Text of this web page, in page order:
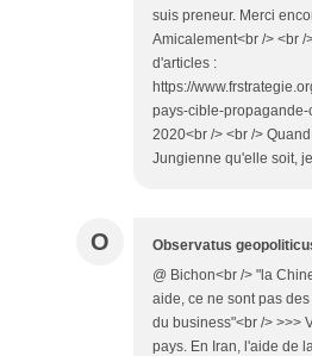
suis preneur. Merci
Amicalement<br /> <br
d'articles :
https://
pays-cible-
2020<br /> <br />
Jungienne qu'elle soit,
O Observatus
@ Bichon<br /> "la
aide, ce ne sont pas
du business"<br /> >>>
pays. En Iran, l'aide de